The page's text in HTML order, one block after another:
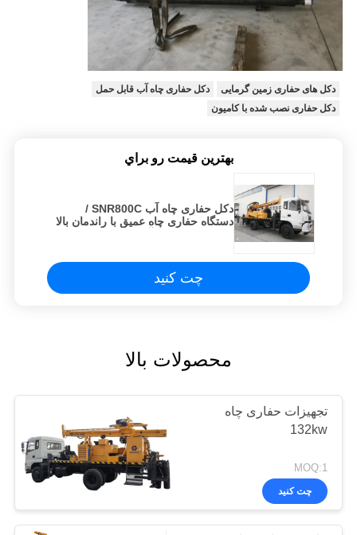
دکل های حفاری زمین گرمایی
دکل حفاری چاه آب قابل حمل
دکل حفاری نصب شده با کامیون
بهترين قيمت رو براي
دکل حفاری چاه آب SNR800C /
دستگاه حفاری چاه عمیق با راندمان بالا
چت کنید
محصولات بالا
تجهیزات حفاری چاه
132kw
MOQ:1
چت کنید